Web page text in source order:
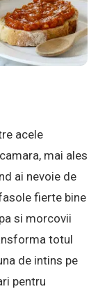
acele
mai ales
ai nevoie de
fierte bine
si morcovii
totul
de intins pe
pentru